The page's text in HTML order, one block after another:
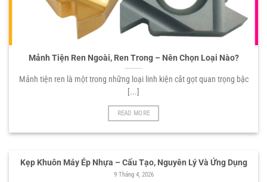
Mảnh Tiện Ren Ngoài, Ren Trong – Nên Chọn Loại Nào?
Mảnh tiện ren là một trong những loại linh kiện cắt gọt quan trọng bậc
[...]
READ MORE
Kẹp Khuôn Máy Ép Nhựa – Cấu Tạo, Nguyên Lý Và Ứng Dụng
9 Tháng 4, 2026